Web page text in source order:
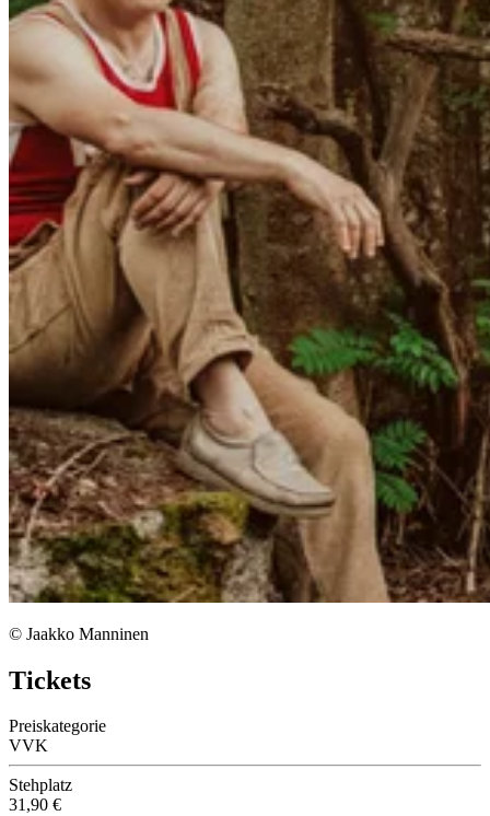
© Jaakko Manninen
Tickets
Preiskategorie
VVK
Stehplatz
31,90 €